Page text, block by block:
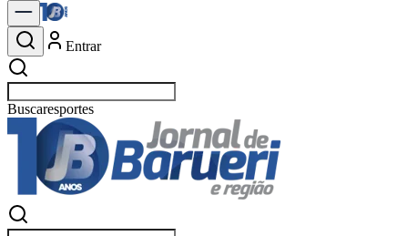
Entrar
Buscarpolítica